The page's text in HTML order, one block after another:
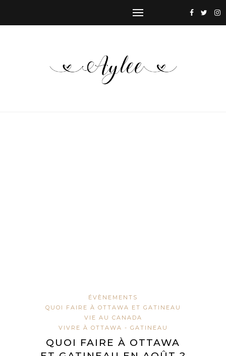
ÉVÈNEMENTS
QUOI FAIRE À OTTAWA ET GATINEAU
VIE AU CANADA
VIVRE À OTTAWA - GATINEAU
QUOI FAIRE À OTTAWA